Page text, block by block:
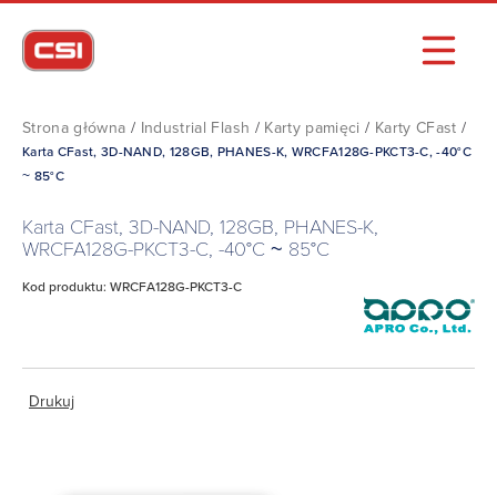
Strona główna / Industrial Flash / Karty pamięci / Karty CFast /
Karta CFast, 3D-NAND, 128GB, PHANES-K, WRCFA128G-PKCT3-C, -40°C
~ 85°C
Karta CFast, 3D-NAND, 128GB, PHANES-K,
WRCFA128G-PKCT3-C, -40°C ~ 85°C
Kod produktu: WRCFA128G-PKCT3-C
Drukuj